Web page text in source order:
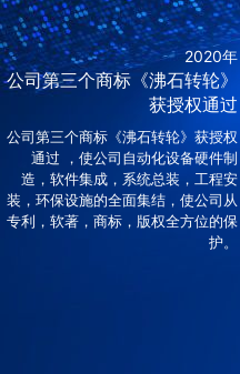
2020年
公司第三个商标《沸石转轮》
获授权通过
公司第三个商标《沸石转轮》获授权
通过 ，使公司自动化设备硬件制
造，软件集成，系统总装，工程安
装，环保设施的全面集结，使公司从
专利，软著，商标，版权全方位的保
护。